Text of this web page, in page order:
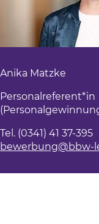
Anika Matzke
Personalreferent*in
Tel. (0341) 41 37-395
bewerbung@bbw-